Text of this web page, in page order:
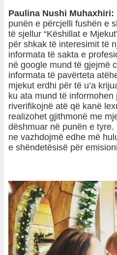
Paulina Nushi Muhaxhiri:
punën e përcjelli fushën e
të sjellur “Këshillat e
për shkak të interesimit të
informata të sakta e
në google mund të gjejmë
informata të pavërteta
mjekut erdhi për të u’a
ku ata mund të
riverifikojnë atë që kanë
realizohet gjithmonë me
dëshmuar në punën e
ne vazhdojmë edhe më
e shëndetësisë për